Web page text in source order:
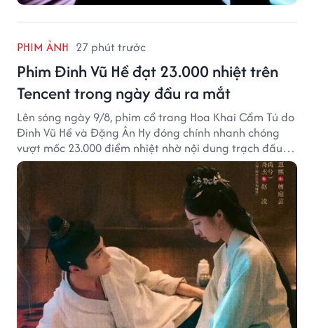
PHIM ẢNH 27 phút trước
Phim Đinh Vũ Hề đạt 23.000 nhiệt trên
Tencent trong ngày đầu ra mắt
Lên sóng ngày 9/8, phim cổ trang Hoa Khai Cẩm Tú do
Đinh Vũ Hề và Đặng Ân Hy đóng chính nhanh chóng
vượt mốc 23.000 điểm nhiệt nhờ nội dung trạch đấu
cuốn hút.